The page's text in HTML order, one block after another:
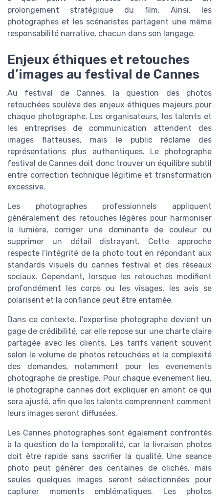
prolongement stratégique du film. Ainsi, les
photographes et les scénaristes partagent une même
responsabilité narrative, chacun dans son langage.
Enjeux éthiques et retouches
d’images au festival de Cannes
Au festival de Cannes, la question des photos
retouchées soulève des enjeux éthiques majeurs pour
chaque photographe. Les organisateurs, les talents et
les entreprises de communication attendent des
images flatteuses, mais le public réclame des
représentations plus authentiques. Le photographe
festival de Cannes doit donc trouver un équilibre subtil
entre correction technique légitime et transformation
excessive.
Les photographes professionnels appliquent
généralement des retouches légères pour harmoniser
la lumière, corriger une dominante de couleur ou
supprimer un détail distrayant. Cette approche
respecte l’intégrité de la photo tout en répondant aux
standards visuels du cannes festival et des réseaux
sociaux. Cependant, lorsque les retouches modifient
profondément les corps ou les visages, les avis se
polarisent et la confiance peut être entamée.
Dans ce contexte, l’expertise photographe devient un
gage de crédibilité, car elle repose sur une charte claire
partagée avec les clients. Les tarifs varient souvent
selon le volume de photos retouchées et la complexité
des demandes, notamment pour les evenements
photographe de prestige. Pour chaque evenement lieu,
le photographe cannes doit expliquer en amont ce qui
sera ajusté, afin que les talents comprennent comment
leurs images seront diffusées.
Les Cannes photographes sont également confrontés
à la question de la temporalité, car la livraison photos
doit être rapide sans sacrifier la qualité. Une seance
photo peut générer des centaines de clichés, mais
seules quelques images seront sélectionnées pour
capturer moments emblématiques. Les photos